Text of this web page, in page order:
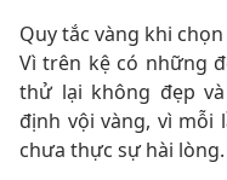
Quy tắc vàng khi
Vì trên kệ có những
thử lại không đẹp
định vội vàng, vì mỗi
chưa thực sự hài lòng.